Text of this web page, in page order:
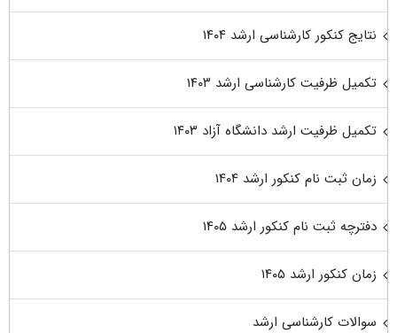
نتایج کنکور کارشناسی ارشد ۱۴۰۴
تکمیل ظرفیت کارشناسی ارشد ۱۴۰۳
تکمیل ظرفیت ارشد دانشگاه آزاد ۱۴۰۳
زمان ثبت نام کنکور ارشد ۱۴۰۴
دفترچه ثبت نام کنکور ارشد ۱۴۰۵
زمان کنکور ارشد ۱۴۰۵
سوالات کارشناسی ارشد